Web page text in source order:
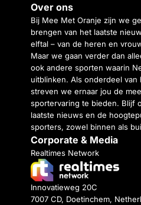
Over ons
Bij Mee Met Oranje zijn we
brengen van het laatste
elftal – van de heren en
Maar we gaan verder dan
ook andere sporten waarin
uitblinken. Als onderdeel van
streven we ernaar jou de
sportervaring te bieden. Blijf
laatste nieuws en de
sporters, zowel binnen als
Corporate & Media
Realtimes Network
Innovatieweg 20C
7007 CD, Doetinchem,